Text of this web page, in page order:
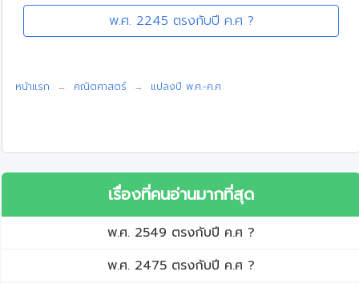
พ.ศ. 2245 ตรงกับปี ค.ศ ?
หน้าแรก คณิตศาสตร์ แปลงปี พ.ศ.-ค.ศ
เรื่องที่คนอ่านมากที่สุด
พ.ศ. 2549 ตรงกับปี ค.ศ ?
พ.ศ. 2475 ตรงกับปี ค.ศ ?